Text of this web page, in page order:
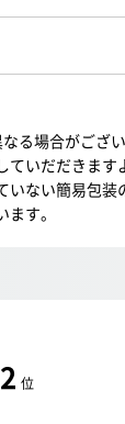
る場合がござい
いだだきます
ない簡易包装
す。
2 位